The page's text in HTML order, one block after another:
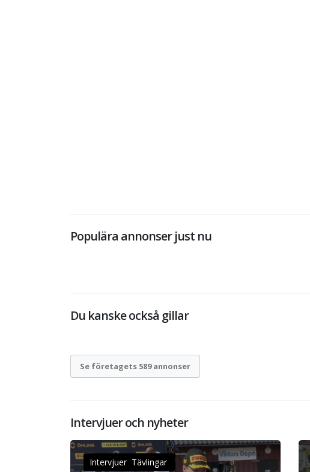
Populära annonser just nu
Du kanske också gillar
Se företagets 589 annonser
Intervjuer och nyheter
Intervjuer Tävlingar